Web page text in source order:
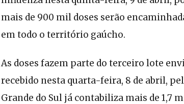
mais de 900 mil doses serão
em todo o território gaúcho.
As doses fazem parte do terceiro lote
recebido nesta quarta-feira, 8 de abril,
Grande do Sul já contabiliza mais de 1,7